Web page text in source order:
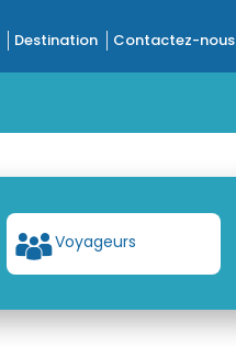
Destination Contactez-nous
Voyageurs